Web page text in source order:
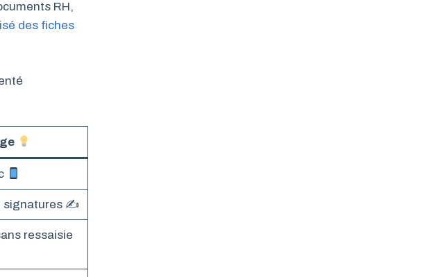
RH,
des fiches
signatures ✍️
ressaisie